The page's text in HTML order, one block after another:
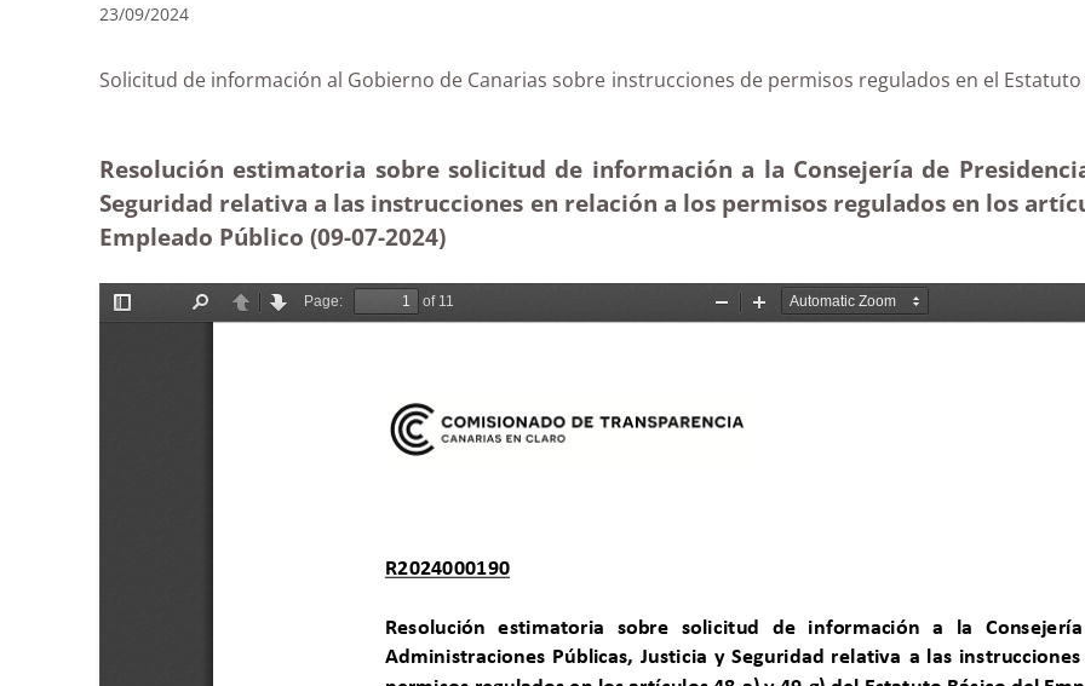
23/09/2024
Solicitud de información al Gobierno de Canarias sobre instrucciones de permisos regulados en el
Resolución estimatoria sobre solicitud de información a la Consejería de
Seguridad relativa a las instrucciones en relación a los permisos regulados en los
Empleado Público (09-07-2024)